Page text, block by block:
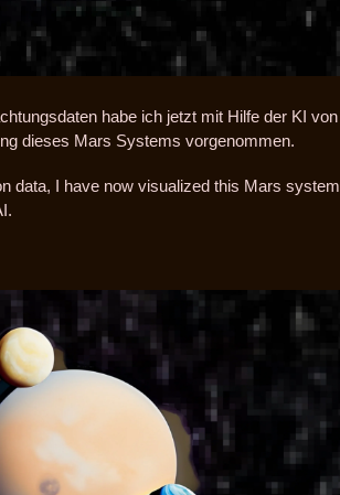
habe ich jetzt mit Hilfe der KI von
dieses Mars Systems vorgenommen.
data, I have now visualized this Mars system